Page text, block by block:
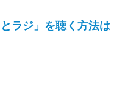
ラジ」を聴く方法は